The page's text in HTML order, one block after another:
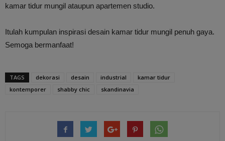
kamar tidur mungil ataupun apartemen studio.
Itulah kumpulan inspirasi desain kamar tidur mungil penuh gaya.
Semoga bermanfaat!
TAGS dekorasi desain industrial
kamar tidur
kontemporer
shabby chic skandinavia